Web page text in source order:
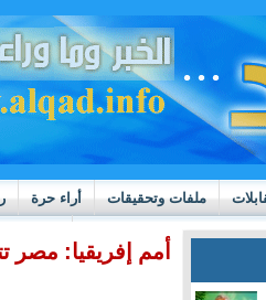
ملفات وتحقيقات أراء حرة
https://m.youtube.com/ بوادر
أمم إفريقيا: مصر